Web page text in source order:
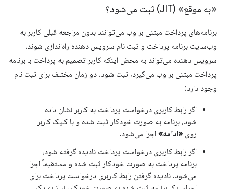
«به موقع» (JIT) ثبت می‌شود؟
برنامه‌های پرداخت مبتنی بر وب می‌توانند بدون مراجعه قبلی کاربر به
وب‌سایت برنامه پرداخت و ثبت نام سرویس دهنده راه‌اندازی شوند.
سرویس دهنده می‌تواند به محض اینکه کاربر تصمیم به پرداخت با برنامه
پرداخت مبتنی بر وب می‌گیرد، ثبت شود. دو زمان مختلف برای ثبت نام
وجود دارد:
اگر رابط کاربری درخواست پرداخت به کاربر نشان داده
شود، برنامه به صورت خودکار ثبت شده و با کلیک کاربر
روی «ادامه» اجرا می‌شود.
اگر رابط کاربری درخواست پرداخت نادیده گرفته شود،
برنامه پرداخت به صورت خودکار ثبت شده و مستقیماً اجرا
می‌شود. نادیده گرفتن رابط کاربری درخواست پرداخت برای